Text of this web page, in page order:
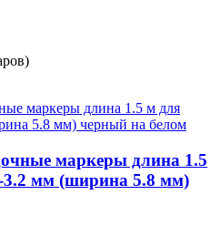
маркеры длина 1.5
3.2 мм (ширина 5.8 мм)